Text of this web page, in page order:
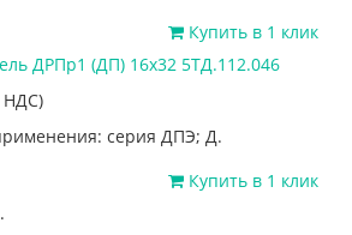
Купить в 1 клик
ДРПр1 (ДП) 16х32 5ТД.112.046
НДС)
серия ДПЭ; Д.
Купить в 1 клик